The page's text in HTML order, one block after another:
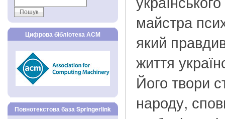
Цифрова бібліотека АСМ
Повнотекстова база Springerlink
майстра
який
життя
Його твори
народу,